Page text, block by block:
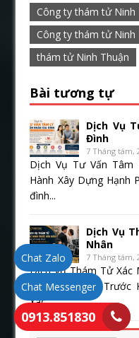
Công ty thám tử Ninh
Công ty thám tử Ninh
thám tử Ninh Thuận
Bài tương tự
Dịch Vụ
Đình
7 Tháng tám,
Dịch Vụ Tư Vấn
Hành Xây Dựng Hạnh
đình...
Dịch Vụ
Nhân
7 Tháng tám,
Dịch Vụ Thám Tử Xác
Hạnh Phúc Từ Trước
Xác...
Chat Zalo
Chat Messenger
0913.851830